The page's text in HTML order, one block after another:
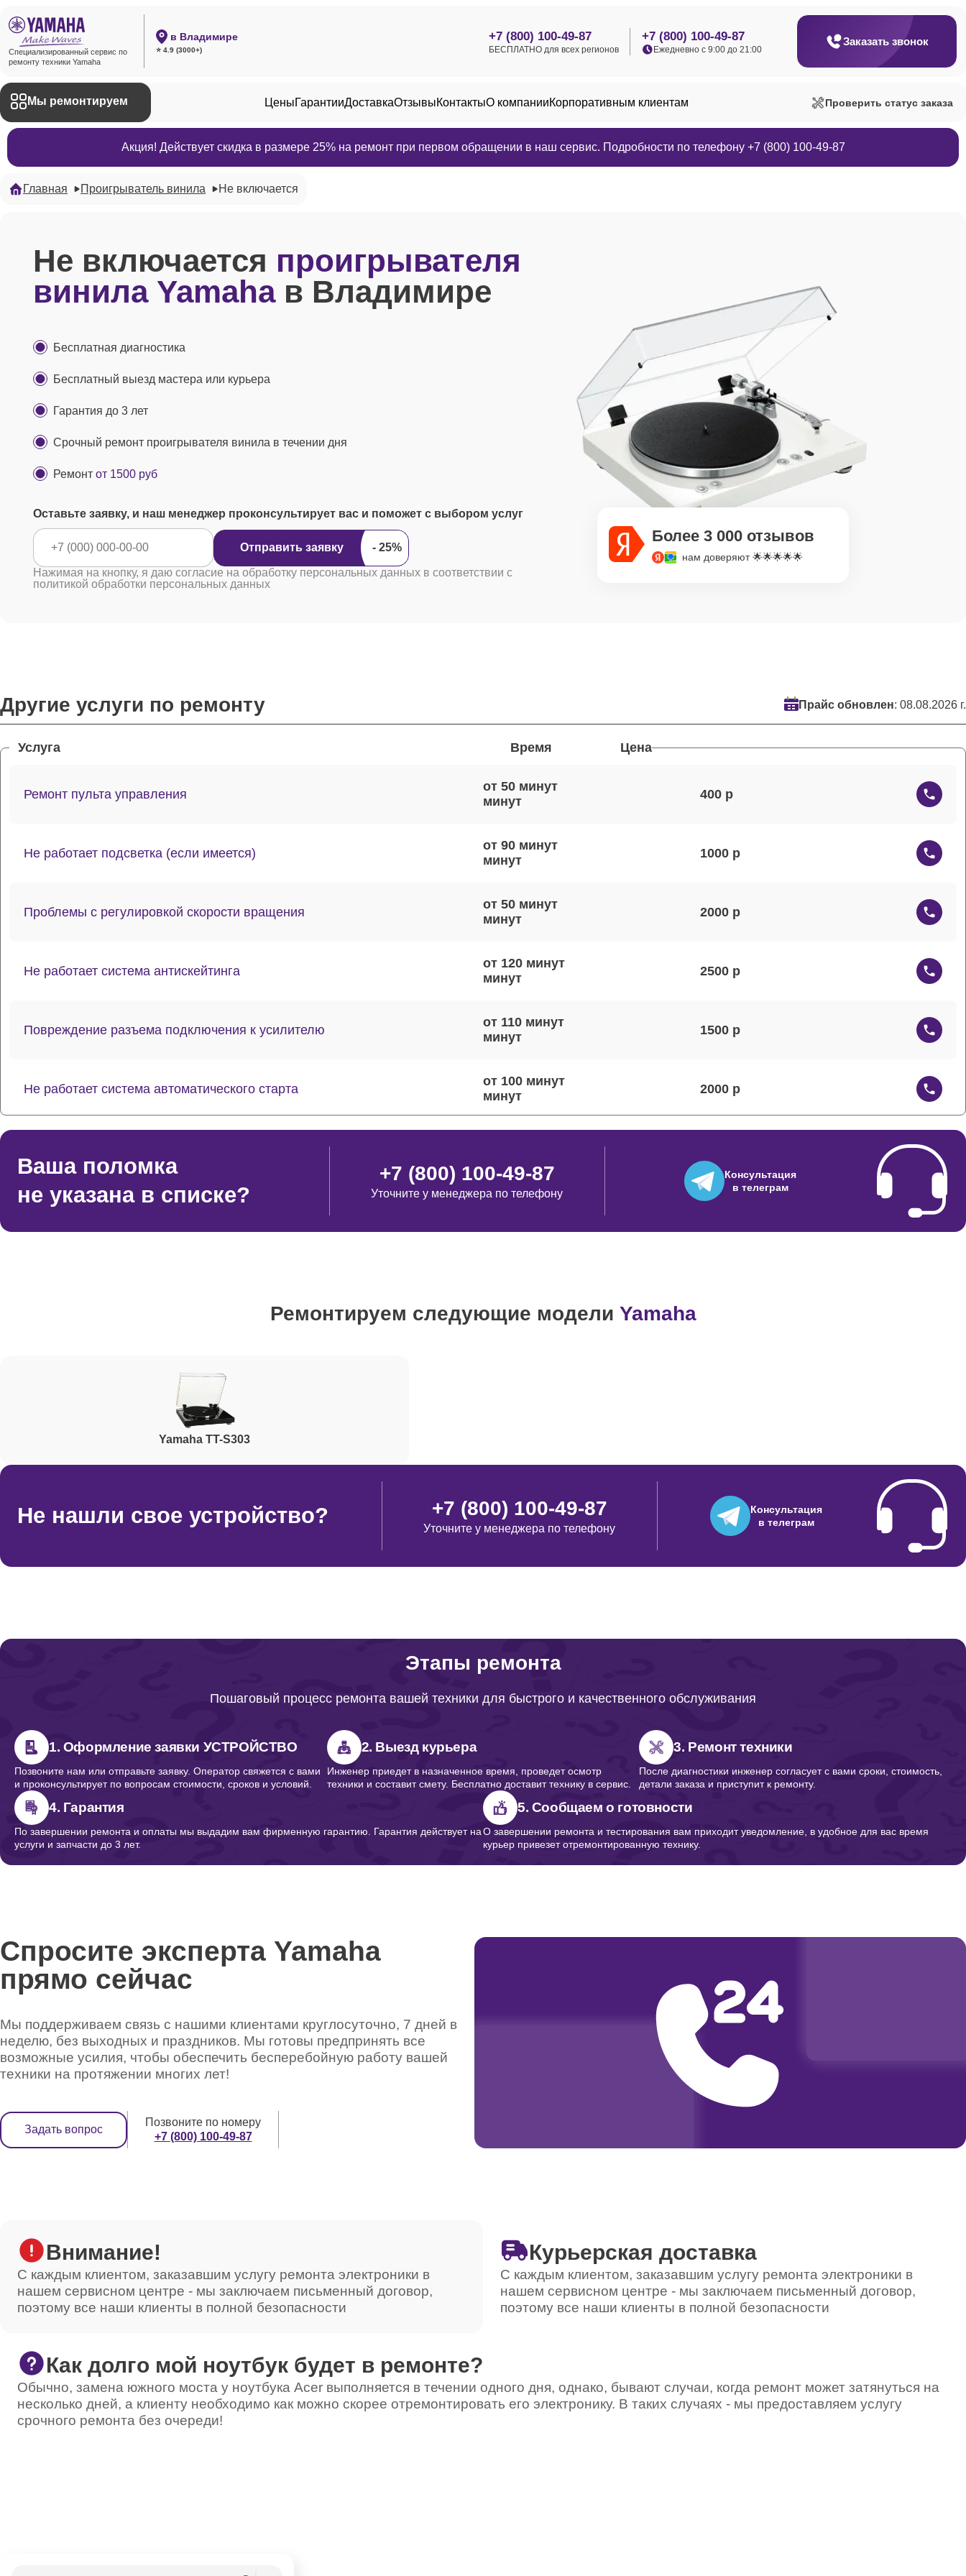
Специализированный сервис по
ремонту техники Yamaha
в Владимире
⭐ 4.9 (3000+)
+7 (800) 100-49-87
БЕСПЛАТНО для всех регионов
+7 (800) 100-49-87
Ежедневно с 9:00 до 21:00
Заказать звонок
Мы ремонтируем ЦеныГарантииДоставкаОтзывыКонтактыО компанииКорпоративным клиентам Проверить статус заказа
Акция! Действует скидка в размере 25% на ремонт при первом обращении в наш сервис. Подробности по телефону +7 (800) 100-49-87
Главная Проигрыватель винила Не включается
Не включается проигрывателя
винила Yamahaв Владимире
Бесплатная диагностика
Бесплатный выезд мастера или курьера
Гарантия до 3 лет
Срочный ремонт проигрывателя винила в течении дня
Ремонт от 1500 руб
Оставьте заявку, и наш менеджер проконсультирует вас и поможет с выбором услуг
Отправить заявку
Нажимая на кнопку, я даю согласие на обработку персональных данных в соответствии с
политикой обработки персональных данных
Более 3 000 отзывов
нам доверяют 🌟🌟🌟🌟🌟
Другие услуги по ремонту Прайс обновлен: 08.08.2026 г.
Услуга Время Цена
Ремонт пульта управления
от 50 минут
400
Не работает подсветка (если имеется)
от 90 минут
1000
Проблемы с регулировкой скорости вращения
от 50 минут
2000
Не работает система антискейтинга
от 120 минут
2500
Повреждение разъема подключения к усилителю
от 110 минут
1500
Не работает система автоматического старта
от 100 минут
2000
Не работает система защиты от перегрузки
от 50 минут
от 100 минут
Не работает автоматическое возвращение тонарма
Проблемы с приводом (ремень, пассик)
1500
от 80 минут
Не вращается диск
Искажения звука (шумы, треск)
от 50 минут
Не работает тонарм
от 50 минут
Не работает система регулировки прижимной силы
Ваша поломка
не указана в списке?
+7 (800) 100-49-87
Уточните у менеджера по телефону
Консультация
в телеграм
Ремонтируем следующие модели Yamaha
Yamaha TT-S303
Не нашли свое устройство? +7 (800) 100-49-87
Уточните у менеджера по телефону
Консультация
в телеграм
Этапы ремонта
Пошаговый процесс ремонта вашей техники для быстрого и качественного обслуживания
1. Оформление заявки УСТРОЙСТВО
Позвоните нам или отправьте заявку. Оператор свяжется с вами
и проконсультирует по вопросам стоимости, сроков и условий.
2. Выезд курьера
Инженер приедет в назначенное время, проведет осмотр
техники и составит смету. Бесплатно доставит технику в сервис.
3. Ремонт техники
После диагностики инженер согласует с вами сроки, стоимость,
детали заказа и приступит к ремонту.
4. Гарантия
По завершении ремонта и оплаты мы выдадим вам фирменную гарантию. Гарантия действует на
услуги и запчасти до 3 лет.
5. Сообщаем о готовности
О завершении ремонта и тестирования вам приходит уведомление, в удобное для вас время
курьер привезет отремонтированную технику.
Спросите эксперта Yamaha
прямо сейчас
Мы поддерживаем связь с нашими клиентами круглосуточно, 7 дней в
неделю, без выходных и праздников. Мы готовы предпринять все
возможные усилия, чтобы обеспечить бесперебойную работу вашей
техники на протяжении многих лет!
Задать вопрос
Позвоните по номеру
+7 (800) 100-49-87
Внимание!
С каждым клиентом, заказавшим услугу ремонта электроники в
нашем сервисном центре - мы заключаем письменный договор,
поэтому все наши клиенты в полной безопасности
Курьерская доставка
С каждым клиентом, заказавшим услугу ремонта электроники в
нашем сервисном центре - мы заключаем письменный договор,
поэтому все наши клиенты в полной безопасности
Как долго мой ноутбук будет в ремонте?
Обычно, замена южного моста у ноутбука Acer выполняется в течении одного дня, однако, бывают случаи, когда ремонт может затянуться на
несколько дней, а клиенту необходимо как можно скорее отремонтировать его электронику. В таких случаях - мы предоставляем услугу
срочного ремонта без очереди!